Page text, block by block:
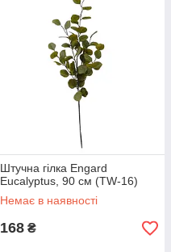
Штучна гілка Engard
Eucalyptus, 90 см (TW-16)
Немає в наявності
168 ₴